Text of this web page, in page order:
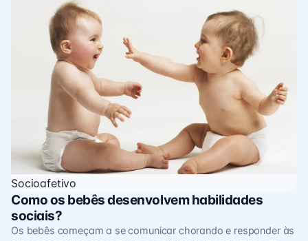
Socioafetivo
Como os bebês desenvolvem habilidades
sociais?
Os bebês começam a se comunicar chorando e responder às